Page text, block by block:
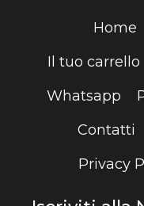
Home
Il tuo carrello
Whatsapp
Contatti
Privacy